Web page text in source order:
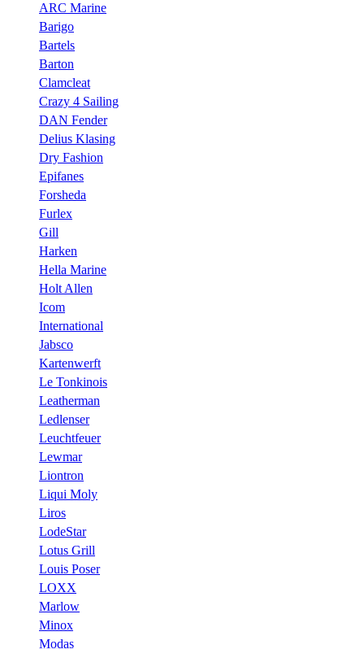
ARC Marine
Barigo
Bartels
Barton
Clamcleat
Crazy 4 Sailing
DAN Fender
Delius Klasing
Dry Fashion
Epifanes
Forsheda
Furlex
Gill
Harken
Hella Marine
Holt Allen
Icom
International
Jabsco
Kartenwerft
Le Tonkinois
Leatherman
Ledlenser
Leuchtfeuer
Lewmar
Liontron
Liqui Moly
Liros
LodeStar
Lotus Grill
Louis Poser
LOXX
Marlow
Minox
Modas